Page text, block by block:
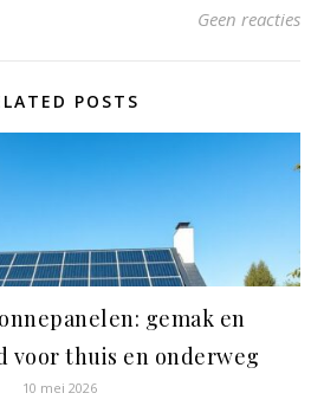
Geen reacties
POSTS
gemak en
voor thuis en onderweg
10 mei 2026